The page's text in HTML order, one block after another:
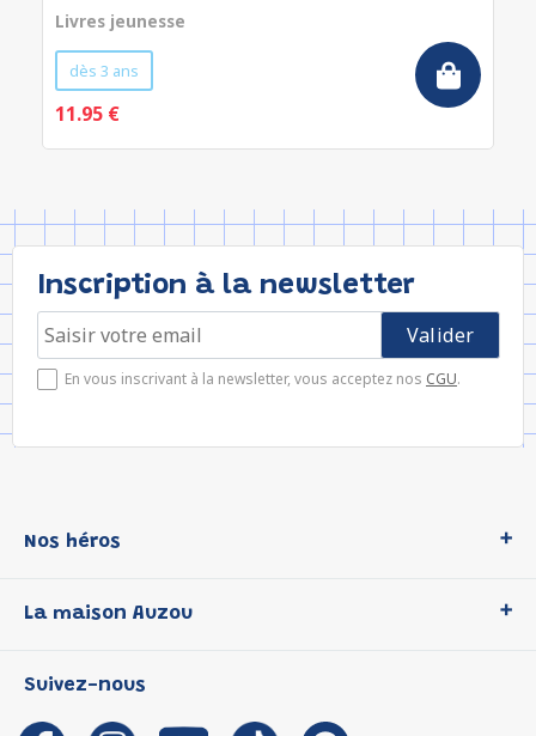
Livres jeunesse
dès 3 ans
11.95 €
Inscription à la newsletter
En vous inscrivant à la newsletter, vous acceptez nos CGU.
Nos héros
P'tit Loup
Les Influenceuses
La maison Auzou
Notre histoire
Suivez-nous